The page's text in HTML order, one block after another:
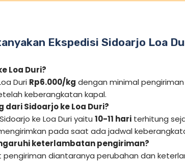
Ekspedisi Sidoarjo Loa
Loa Duri?
Duri Rp6.000/kg dengan minimal pengiriman
keberangkatan kapal.
Sidoarjo ke Loa Duri?
ke Loa Duri yaitu 10-11 hari terhitung
pada saat ada jadwal
keterlambatan pengiriman?
diantaranya perubahan dan